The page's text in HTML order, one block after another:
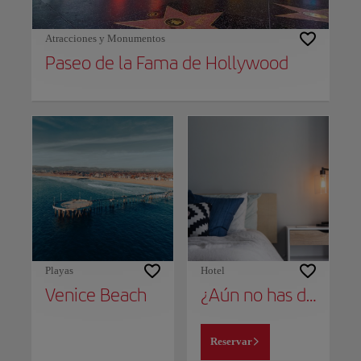
Atracciones y Monumentos
Paseo de la Fama de Hollywood
Playas
Venice Beach
Hotel
¿Aún no has decidido dónde alojarte?
Reservar